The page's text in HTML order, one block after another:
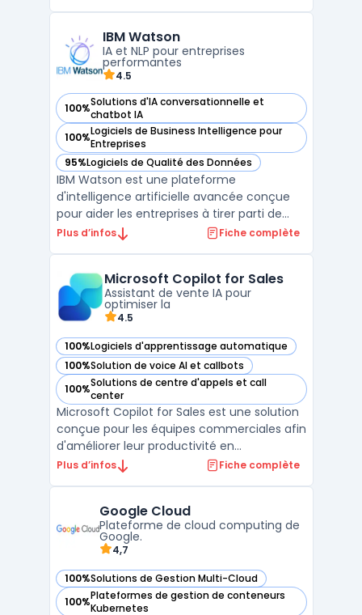
peuvent optimiser leur Field Service, en
utilisa ...
IBM Watson
IA et NLP pour entreprises
performantes
4.5
100%Solutions d'IA conversationnelle et
chatbot IA
— voir IBM Watson dans cette catégorie
100%Logiciels de Business Intelligence pour
Entreprises
— voir IBM Watson dans cette catégorie
95%Logiciels de Qualité des Données
— voir IBM Watson dans cette catégorie
IBM Watson est une plateforme
d'intelligence artificielle avancée conçue
pour aider les entreprises à tirer parti de
leurs données et à automatiser leurs
naturel (NLP), l'apprentissage automatique
et l'analyse prédictive ...
Plus d’infos Fiche complète
Microsoft Copilot for Sales
Assistant de vente IA pour
optimiser la
4.5
100%Logiciels d'apprentissage automatique
— voir Microsoft Copilot for Sales dans cette catégorie
100%Solution de voice AI et callbots
— voir Microsoft Copilot for Sales dans cette catégorie
100%Solutions de centre d'appels et call
center
— voir Microsoft Copilot for Sales dans cette catégorie
Microsoft Copilot for Sales est une solution
conçue pour les équipes commerciales afin
d'améliorer leur productivité en
automatisant les tâches répétitives et en
l'intelligence artificielle, permet de
centraliser les info ...
Plus d’infos Fiche complète
Google Cloud
Plateforme de cloud computing de
Google.
4,7
100%Solutions de Gestion Multi-Cloud
— voir Google Cloud dans cette catégorie
100%Plateformes de gestion de conteneurs
Kubernetes
— voir Google Cloud dans cette catégorie